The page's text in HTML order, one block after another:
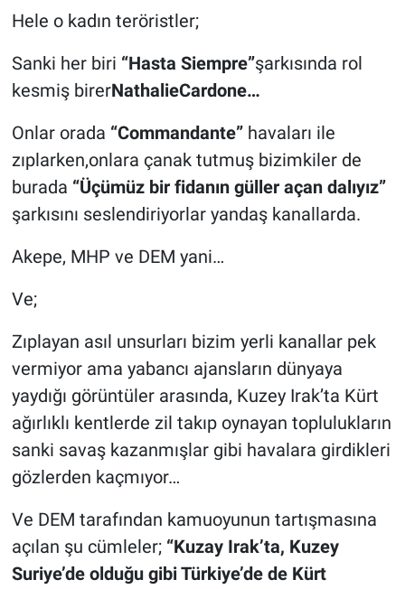
Hele o kadın teröristler;
Sanki her biri “Hasta Siempre”şarkısında rol
kesmiş birerNathalieCardone…
Onlar orada “Commandante”havaları ile
zıplarken,onlara çanak tutmuş bizimkiler de
burada “Üçümüz bir fidanın güller açan dalıyız”
şarkısını seslendiriyorlar yandaş kanallarda.
Akepe, MHP ve DEM yani…
Ve;
Zıplayan asıl unsurları bizim yerli kanallar pek
vermiyor ama yabancı ajansların dünyaya
yaydığı görüntüler arasında, Kuzey Irak’ta Kürt
ağırlıklı kentlerde zil takıp oynayan toplulukların
sanki savaş kazanmışlar gibi havalara girdikleri
gözlerden kaçmıyor…
Ve DEM tarafından kamuoyunun tartışmasına
açılan şu cümleler; “Kuzay Irak’ta, Kuzey
Suriye’de olduğu gibi Türkiye’de de Kürt